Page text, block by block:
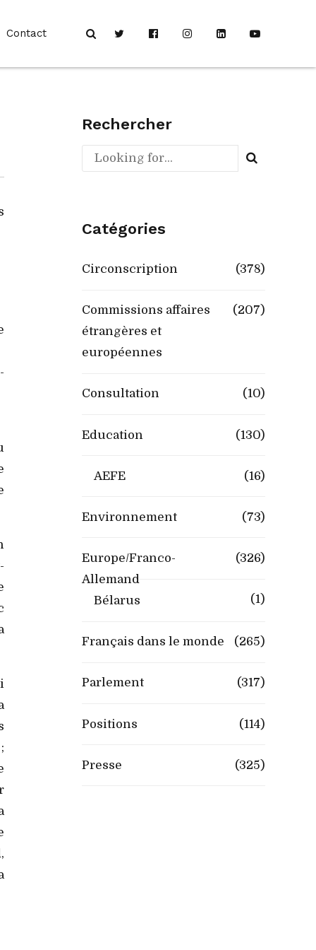
Contact
Rechercher
Catégories
Circonscription (378)
Commissions affaires
étrangères et
européennes
(207)
Consultation (10)
Education (130)
AEFE (16)
Environnement (73)
Europe/Franco-
Allemand
(326)
Bélarus (1)
Français dans le monde (265)
Parlement (317)
Positions (114)
Presse (325)